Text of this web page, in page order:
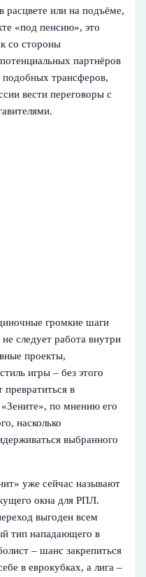
расцвете или на подъёме,
«под пенсию», это
со стороны
партнёров
трансферов,
вести переговоры с
громкие шаги
следует работа внутри
проекты,
игры – без этого
в
по мнению его
насколько
выбранного
уже сейчас называют
окна для РПЛ.
выгоден всем
тип нападающего в
– шанс закрепиться
в еврокубках, а лига –